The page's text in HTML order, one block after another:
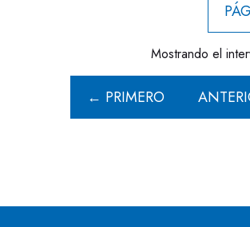
Mostrando el
← PRIMERO